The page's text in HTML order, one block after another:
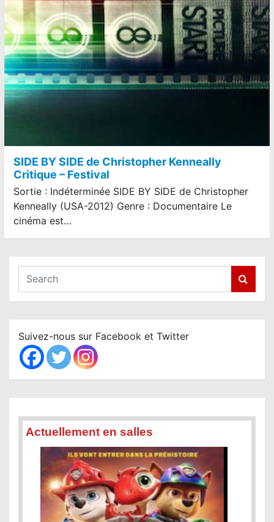
SIDE BY SIDE de Christopher Kenneally
Critique – Festival
Sortie : Indéterminée SIDE BY SIDE de Christopher
Kenneally (USA-2012) Genre : Documentaire Le
cinéma est…
a
c
h
Suivez-nous sur Facebook et Twitter
Actuellement en salles